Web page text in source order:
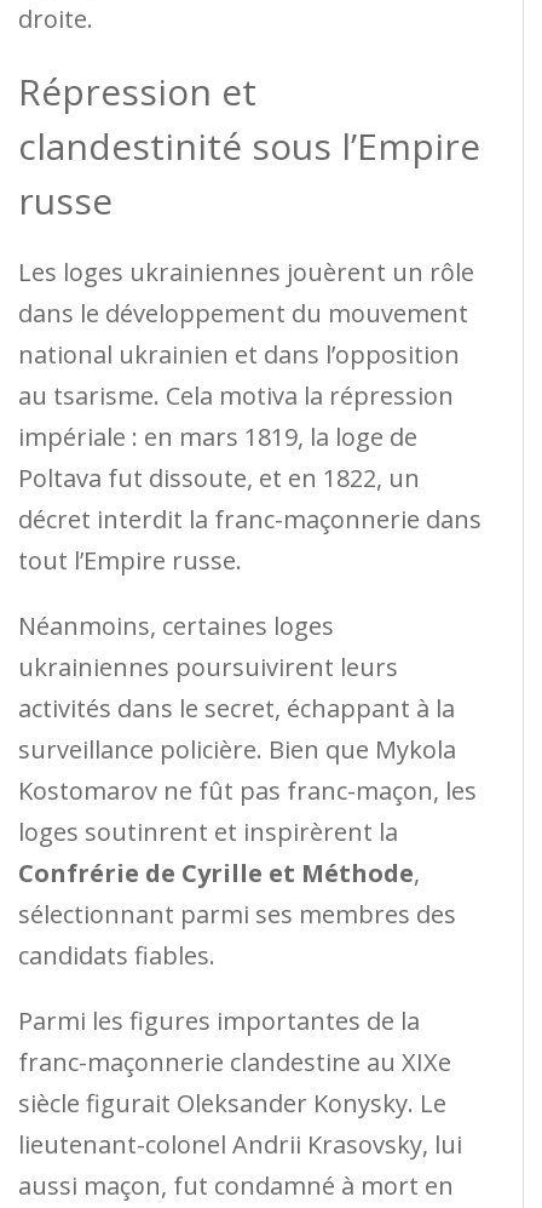
droite.
Répression et
clandestinité sous l’Empire
russe
Les loges ukrainiennes jouèrent un rôle
dans le développement du mouvement
national ukrainien et dans l’opposition
au tsarisme. Cela motiva la répression
impériale : en mars 1819, la loge de
Poltava fut dissoute, et en 1822, un
décret interdit la franc-maçonnerie dans
tout l’Empire russe.
Néanmoins, certaines loges
ukrainiennes poursuivirent leurs
activités dans le secret, échappant à la
surveillance policière. Bien que Mykola
Kostomarov ne fût pas franc-maçon, les
loges soutinrent et inspirèrent la
Confrérie de Cyrille et Méthode,
sélectionnant parmi ses membres des
candidats fiables.
Parmi les figures importantes de la
franc-maçonnerie clandestine au XIXe
siècle figurait Oleksander Konysky. Le
lieutenant-colonel Andrii Krasovsky, lui
aussi maçon, fut condamné à mort en